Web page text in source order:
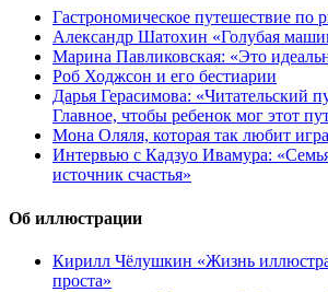
Гастрономическое путешествие по
Александр Шатохин «Голубая
Марина Павликовская: «Это
Роб Ходжсон и его бестиарии
Дарья Герасимова: «Читательский
Главное, чтобы ребенок мог этот
Мона Оляля, которая так любит
Интервью с Кадзуо Ивамура:
источник счастья»
Об иллюстрации
Кирилл Чёлушкин «Жизнь
проста»